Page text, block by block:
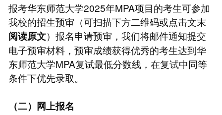
报考华东师范大学2025年MPA项目的考生可参加
我校的招生预审（可扫描下方二维码或点击文末
阅读原文）报名申请预审，我们将邮件通知提交
电子预审材料，预审成绩获得优秀的考生达到华
东师范大学MPA复试最低分数线，在复试中同等
条件下优先录取。
（二）网上报名